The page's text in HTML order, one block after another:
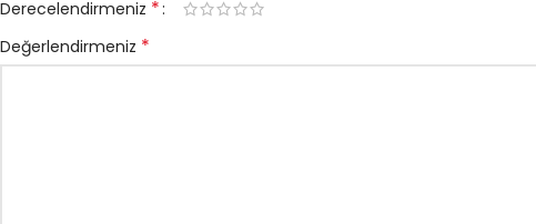
Derecelendirmeniz *
Değerlendirmeniz *